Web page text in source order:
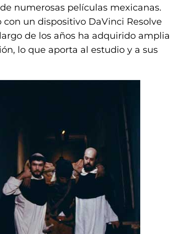
numerosas películas mexicanas.
con un dispositivo DaVinci Resolve
de los años ha adquirido amplia
lo que aporta al estudio y a sus